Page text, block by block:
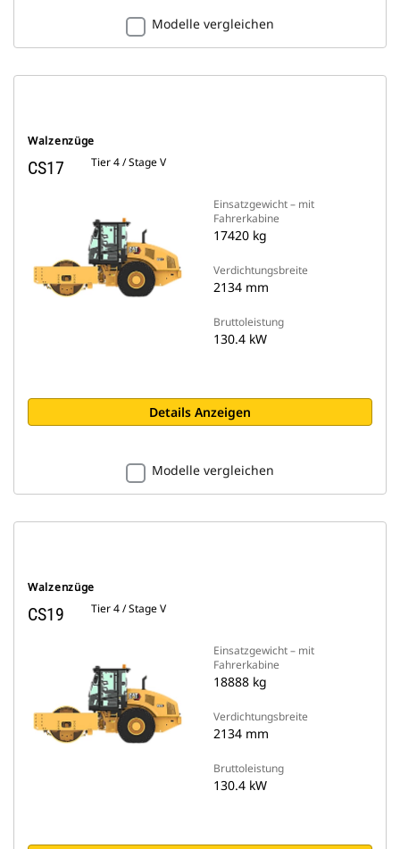
Modelle vergleichen
Walzenzüge
CS17 Tier 4 / Stage V
Einsatzgewicht – mit
Fahrerkabine
17420 kg
Verdichtungsbreite
2134 mm
Bruttoleistung
130.4 kW
Details Anzeigen
Modelle vergleichen
Walzenzüge
CS19 Tier 4 / Stage V
Einsatzgewicht – mit
Fahrerkabine
18888 kg
Verdichtungsbreite
2134 mm
Bruttoleistung
130.4 kW